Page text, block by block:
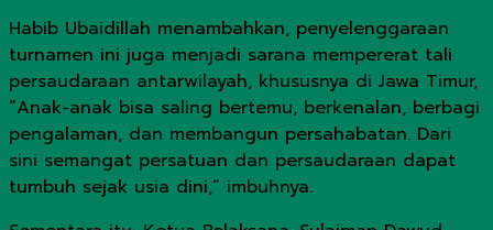
Habib Ubaidillah menambahkan, penyelenggaraan
turnamen ini juga menjadi sarana mempererat tali
persaudaraan antarwilayah, khususnya di Jawa Timur,
“Anak-anak bisa saling bertemu, berkenalan, berbagi
pengalaman, dan membangun persahabatan. Dari
sini semangat persatuan dan persaudaraan dapat
tumbuh sejak usia dini,” imbuhnya.